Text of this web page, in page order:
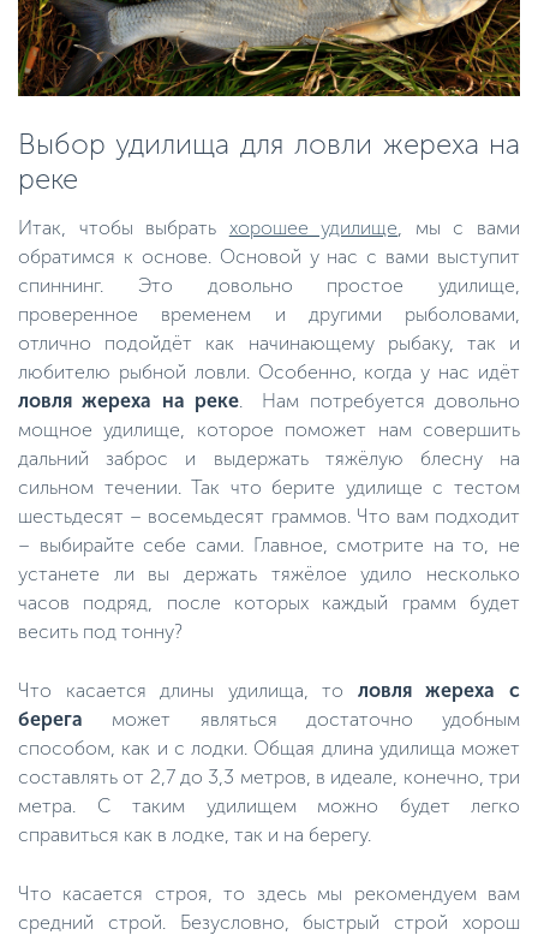
Выбор удилища для ловли жереха на
реке
Итак, чтобы выбрать хорошее удилище , мы с вами
обратимся к основе. Основой у нас с вами выступит
спиннинг. Это довольно простое удилище,
проверенное временем и другими рыболовами,
отлично подойдёт как начинающему рыбаку, так и
любителю рыбной ловли. Особенно, когда у нас идёт
ловля жереха на реке. Нам потребуется довольно
мощное удилище, которое поможет нам совершить
дальний заброс и выдержать тяжёлую блесну на
сильном течении. Так что берите удилище с тестом
шестьдесят – восемьдесят граммов. Что вам подходит
– выбирайте себе сами. Главное, смотрите на то, не
устанете ли вы держать тяжёлое удило несколько
часов подряд, после которых каждый грамм будет
весить под тонну?
Что касается длины удилища, то ловля жереха с
берега может являться достаточно удобным
способом, как и с лодки. Общая длина удилища может
составлять от 2,7 до 3,3 метров, в идеале, конечно, три
метра. С таким удилищем можно будет легко
справиться как в лодке, так и на берегу.
Что касается строя, то здесь мы рекомендуем вам
средний строй. Безусловно, быстрый строй хорош